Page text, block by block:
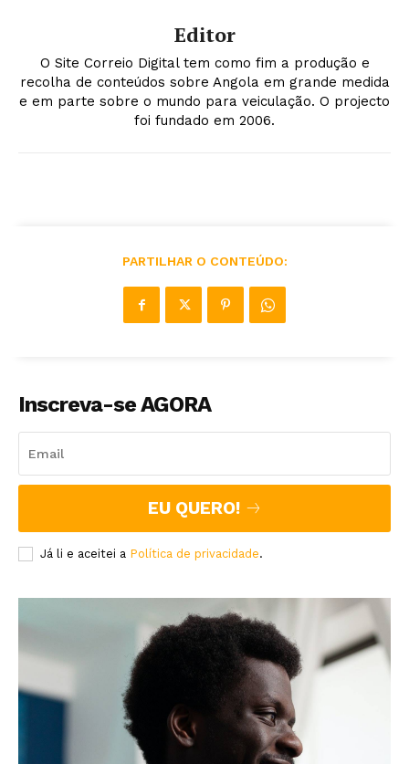
Editor
O Site Correio Digital tem como fim a produção e
recolha de conteúdos sobre Angola em grande medida
e em parte sobre o mundo para veiculação. O projecto
foi fundado em 2006.
PARTILHAR O CONTEÚDO:
Inscreva-se AGORA
EU QUERO!
Já li e aceitei a Política de privacidade.